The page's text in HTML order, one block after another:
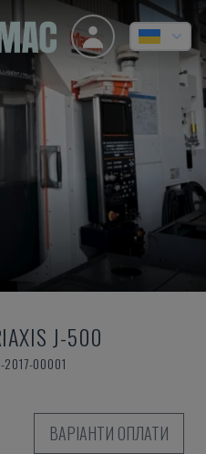
J-500
2017-00001
ВАРІАНТИ ОПЛАТИ